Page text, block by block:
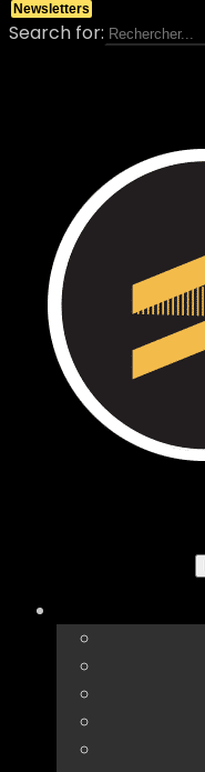
Search for:
Newsletters